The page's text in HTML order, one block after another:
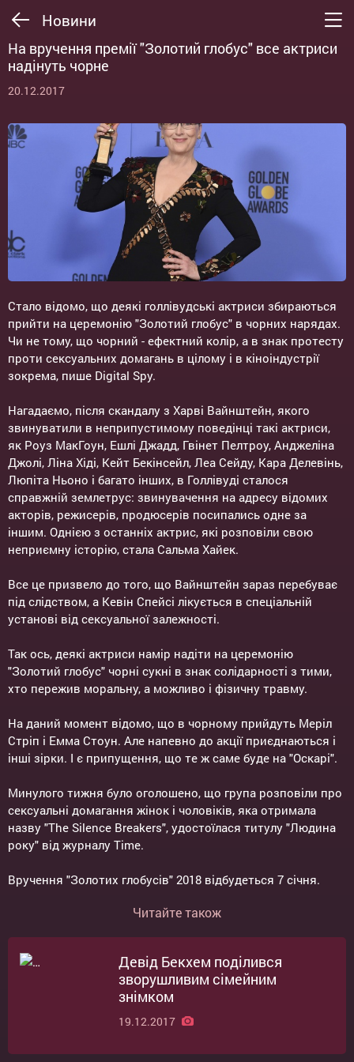
Новини
На вручення премії "Золотий глобус" все актриси
надінуть чорне
20.12.2017
Стало відомо, що деякі голлівудські актриси збираються
прийти на церемонію "Золотий глобус" в чорних нарядах.
Чи не тому, що чорний - ефектний колір, а в знак протесту
проти сексуальних домагань в цілому і в кіноіндустрії
зокрема, пише Digital Spy.
Нагадаємо, після скандалу з Харві Вайнштейн, якого
звинуватили в неприпустимому поведінці такі актриси,
як Роуз МакГоун, Ешлі Джадд, Гвінет Пелтроу, Анджеліна
Джолі, Ліна Хіді, Кейт Бекінсейл, Леа Сейду, Кара Делевінь,
Люпіта Ньоно і багато інших, в Голлівуді сталося
справжній землетрус: звинувачення на адресу відомих
акторів, режисерів, продюсерів посипались одне за
іншим. Однією з останніх актрис, які розповіли свою
неприємну історію, стала Сальма Хайек.
Все це призвело до того, що Вайнштейн зараз перебуває
під слідством, а Кевін Спейсі лікується в спеціальній
установі від сексуальної залежності.
Так ось, деякі актриси намір надіти на церемонію
"Золотий глобус" чорні сукні в знак солідарності з тими,
хто пережив моральну, а можливо і фізичну травму.
На даний момент відомо, що в чорному прийдуть Меріл
Стріп і Емма Стоун. Але напевно до акції приєднаються і
інші зірки. І є припущення, що те ж саме буде на "Оскарі".
Минулого тижня було оголошено, що група розповіли про
сексуальні домагання жінок і чоловіків, яка отримала
назву "The Silence Breakers", удостоїлася титулу "Людина
року" від журналу Time.
Вручення "Золотих глобусів" 2018 відбудеться 7 січня.
Читайте також
Девід Бекхем поділився
зворушливим сімейним
знімком
19.12.2017